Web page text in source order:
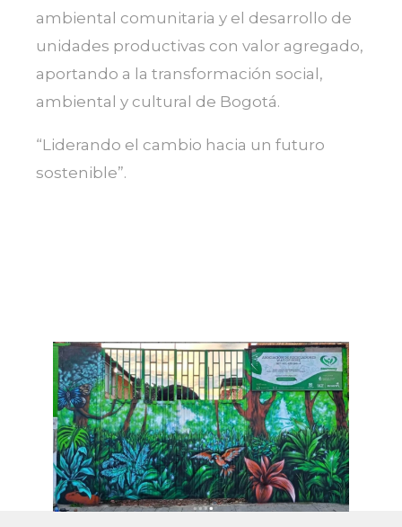
ambiental comunitaria y el desarrollo de
unidades productivas con valor agregado,
aportando a la transformación social,
ambiental y cultural de Bogotá.
“Liderando el cambio hacia un futuro
sostenible”.